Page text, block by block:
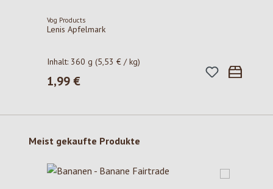
Vog Products
Lenis Apfelmark
Inhalt: 360 g(5,53 € / kg)
Regulärer Preis:
1,99 €
Produktgalerie überspringen
Meist gekaufte Produkte